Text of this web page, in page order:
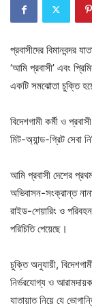
প্রবাসীদের বিমানবন্দর
‘আমি প্রবাসী’ এবং
একটি সমঝোতা চুক্তি
বিদেশগামী কর্মী ও
মিট-অ্যান্ড-গ্রিট সেবা
আমি প্রবাসী দেশের
অভিবাসন-সংক্রান্ত
রাইড-শেয়ারিং ও
পরিচিতি পেয়েছে।
চুক্তি অনুযায়ী,
নির্ভরযোগ্য ও
যাতায়াত নিয়ে যে